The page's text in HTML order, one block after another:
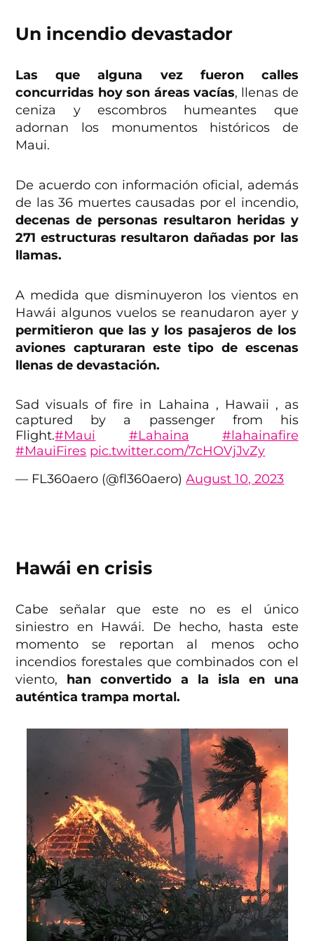
Un incendio devastador
Las que alguna vez fueron calles
concurridas hoy son áreas vacías, llenas de
ceniza y escombros humeantes que
adornan los monumentos históricos de
Maui.
De acuerdo con información oficial, además
de las 36 muertes causadas por el incendio,
decenas de personas resultaron heridas y
271 estructuras resultaron dañadas por las
llamas.
A medida que disminuyeron los vientos en
Hawái algunos vuelos se reanudaron ayer y
permitieron que las y los pasajeros de los
aviones capturaran este tipo de escenas
llenas de devastación.
Sad visuals of fire in Lahaina , Hawaii , as
captured by a passenger from his
Flight.#Maui #Lahaina
#lahainafire
#MauiFires pic.twitter.com/7cHOVjJvZy
— FL360aero (@fl360aero)August 10, 2023
Hawái en crisis
Cabe señalar que este no es el único
siniestro en Hawái. De hecho, hasta este
momento se reportan al menos ocho
incendios forestales que combinados con el
viento, han convertido a la isla en una
auténtica trampa mortal.